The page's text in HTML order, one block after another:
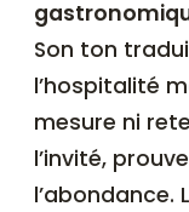
Son ton
l’hospitalité
mesure ni
l’invité,
l’abondance.